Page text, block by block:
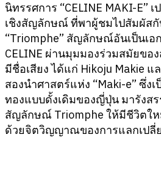
นิทรรศการ “CELINE MAKI-E”
เชิงสัญลักษณ์ ที่พาผู้ชมไปสัมผัส
“Triomphe” สัญลักษณ์อันเป็นเ
CELINE ผ่านมุมมองร่วมสมัยข
มีชื่อเสียง ได้แก่ Hikoju Makie แ
สองนำศาสตร์แห่ง “Maki-e” ซึ่ง
ทองแบบดั้งเดิมของญี่ปุ่น มารังส
สัญลักษณ์ Triomphe ให้มีชีวิตใ
ด้วยจิตวิญญาณของการแลกเปลี่